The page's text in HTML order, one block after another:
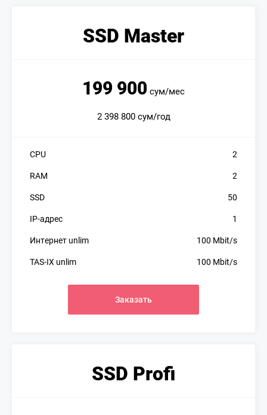
SSD Master
199 900 сум/мес
2 398 800 сум/год
CPU 2
RAM 2
SSD 50
IP-адрес 1
Интернет unlim 100 Mbit/s
TAS-IX unlim 100 Mbit/s
Заказать
SSD Profi